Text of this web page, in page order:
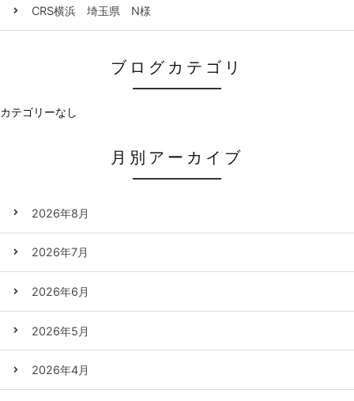
CRS横浜 埼玉県 N様
ブログカテゴリ
カテゴリーなし
月別アーカイブ
2026年8月
2026年7月
2026年6月
2026年5月
2026年4月